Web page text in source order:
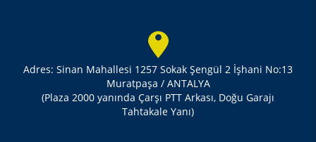
Adres: Sinan Mahallesi 1257 Sokak Şengül 2 İşhani No:13
Muratpaşa / ANTALYA
(Plaza 2000 yanında Çarşı PTT Arkası, Doğu Garajı
Tahtakale Yanı)